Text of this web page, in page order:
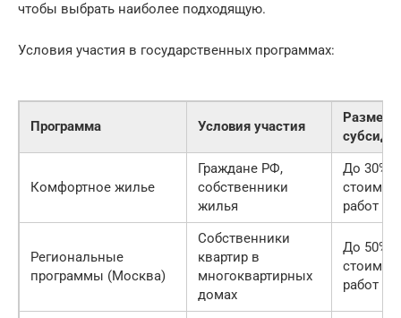
чтобы выбрать наиболее подходящую.
Условия участия в государственных программах:
Программа Условия участия
Размер
Комфортное жилье
Граждане РФ,
собственники
жилья
До 30%
работ
Региональные
программы (Москва)
Собственники
квартир в
многоквартирных
домах
До 50%
работ